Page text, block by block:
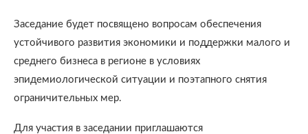
Заседание будет посвящено вопросам обеспечения
устойчивого развития экономики и поддержки малого и
среднего бизнеса в регионе в условиях
эпидемиологической ситуации и поэтапного снятия
ограничительных мер.⠀
Для участия в заседании приглашаются